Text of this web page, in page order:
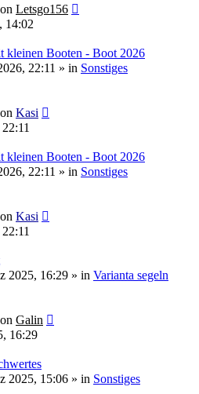
Letsgo156
14:02
kleinen Booten - Boot 2026
22:11 » in Sonstiges
Kasi
kleinen Booten - Boot 2026
22:11 » in Sonstiges
Kasi
2025, 16:29 » in Varianta segeln
Galin
16:29
2025, 15:06 » in Sonstiges